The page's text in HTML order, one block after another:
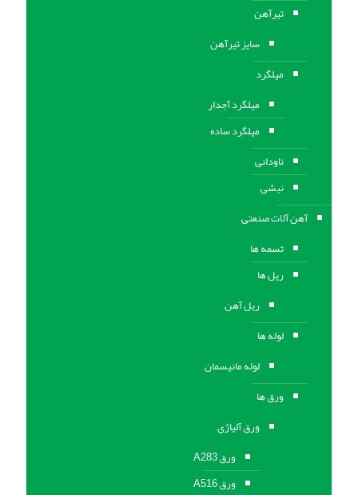
تیرآهن
سایز تیرآهن
میلگرد
میلگرد آجدار
میلگرد ساده
ناودانی
نبشی
آهن آلات صنعتی
تسمه ها
ریل ها
ریل آهن
لوله ها
لوله مانیسمان
ورق ها
ورق آلیاژی
ورق A283
ورق A516